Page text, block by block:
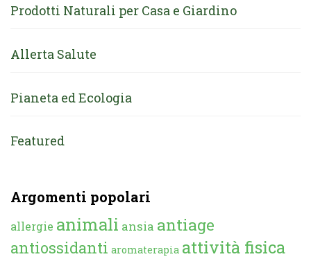
Prodotti Naturali per Casa e Giardino
Allerta Salute
Pianeta ed Ecologia
Featured
Argomenti popolari
allergie animali ansia antiage
antiossidanti aromaterapia attività fisica